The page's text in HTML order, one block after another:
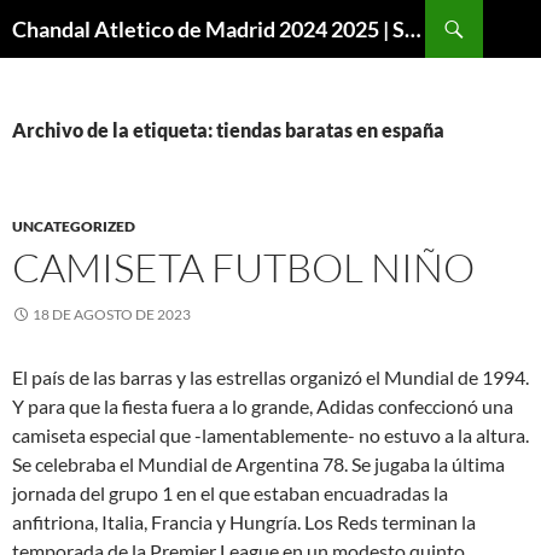
Chandal Atletico de Madrid 2024 2025 | SuperVigo
Archivo de la etiqueta: tiendas baratas en españa
UNCATEGORIZED
CAMISETA FUTBOL NIÑO
18 DE AGOSTO DE 2023
El país de las barras y las estrellas organizó el Mundial de 1994.
Y para que la fiesta fuera a lo grande, Adidas confeccionó una
camiseta especial que -lamentablemente- no estuvo a la altura.
Se celebraba el Mundial de Argentina 78. Se jugaba la última
jornada del grupo 1 en el que estaban encuadradas la
anfitriona, Italia, Francia y Hungría. Los Reds terminan la